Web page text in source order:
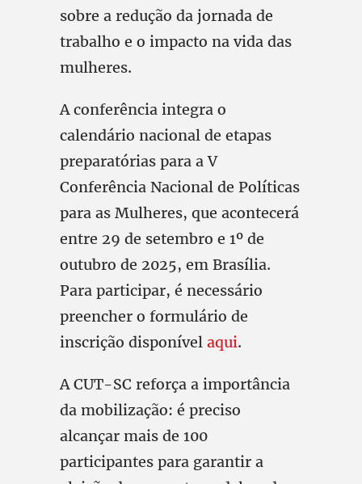
sobre a redução da jornada de
trabalho e o impacto na vida das
mulheres.
A conferência integra o
calendário nacional de etapas
preparatórias para a V
Conferência Nacional de Políticas
para as Mulheres, que acontecerá
entre 29 de setembro e 1º de
outubro de 2025, em Brasília.
Para participar, é necessário
preencher o formulário de
inscrição disponível aqui.
A CUT-SC reforça a importância
da mobilização: é preciso
alcançar mais de 100
participantes para garantir a